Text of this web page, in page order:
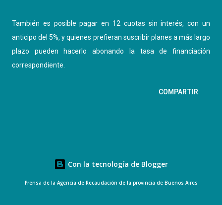
También es posible pagar en 12 cuotas sin interés, con un
anticipo del 5%, y quienes prefieran suscribir planes a más largo
plazo pueden hacerlo abonando la tasa de financiación
correspondiente.
COMPARTIR
Con la tecnología de Blogger
Prensa de la Agencia de Recaudación de la provincia de Buenos Aires